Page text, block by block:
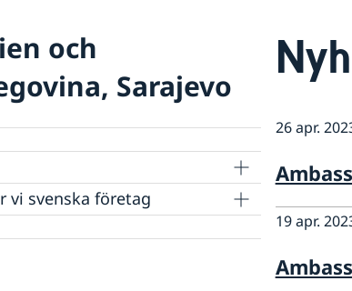
och
Sarajevo
policy
vi svenska företag
för svenska företag
26 apr.
19 apr.